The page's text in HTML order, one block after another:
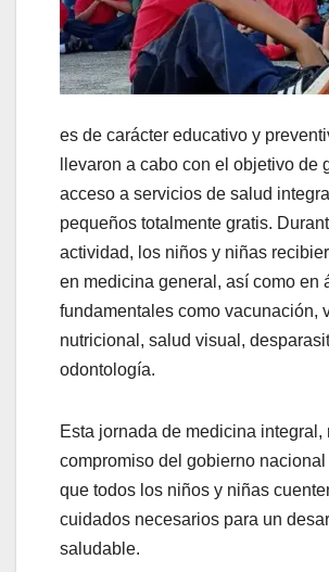
es de carácter educativo y
llevaron a cabo con el objetivo de
acceso a servicios de salud
pequeños totalmente gratis.
actividad, los niños y niñas
en medicina general, así como en
fundamentales como vacunación,
nutricional, salud visual,
odontología.
Esta jornada de medicina integral,
compromiso del gobierno
que todos los niños y niñas
cuidados necesarios para un
saludable.